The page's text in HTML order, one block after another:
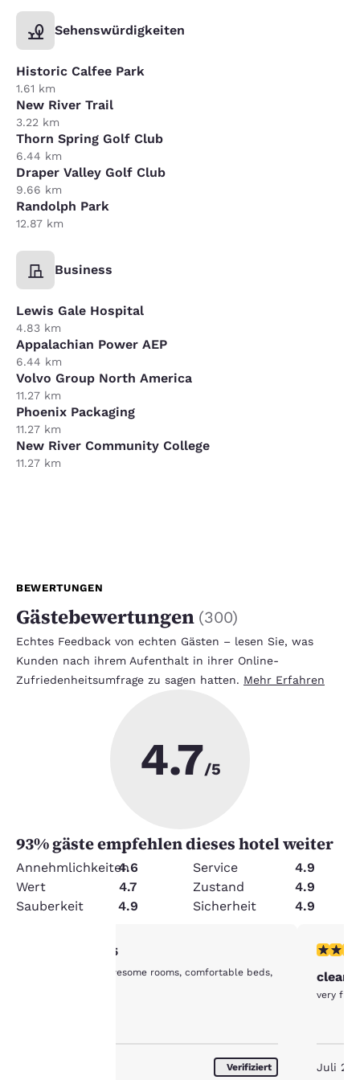
Sehenswürdigkeiten
Historic Calfee Park
1.61 km
New River Trail
3.22 km
Thorn Spring Golf Club
6.44 km
Draper Valley Golf Club
9.66 km
Randolph Park
12.87 km
Business
Lewis Gale Hospital
4.83 km
Appalachian Power AEP
6.44 km
Volvo Group North America
11.27 km
Phoenix Packaging
11.27 km
New River Community College
11.27 km
BEWERTUNGEN
Gästebewertungen (300)
Echtes Feedback von echten Gästen – lesen Sie, was
Kunden nach ihrem Aufenthalt in ihrer Online-
Zufriedenheitsumfrage zu sagen hatten. Mehr Erfahren
4.7/5
93% gäste empfehlen dieses hotel weiter
Annehmlichkeiten
4.6 Service
4.9
Wert
4.7 Zustand
4.9
Sauberkeit
4.9 Sicherheit 4.9
5-Sterne-Bewertung. Außergewöhnlich. 1 Bewertung
5/5
Friendly staff, awesome rooms, comfortable beds,
Verifiziert
5-
clean
very
Juli